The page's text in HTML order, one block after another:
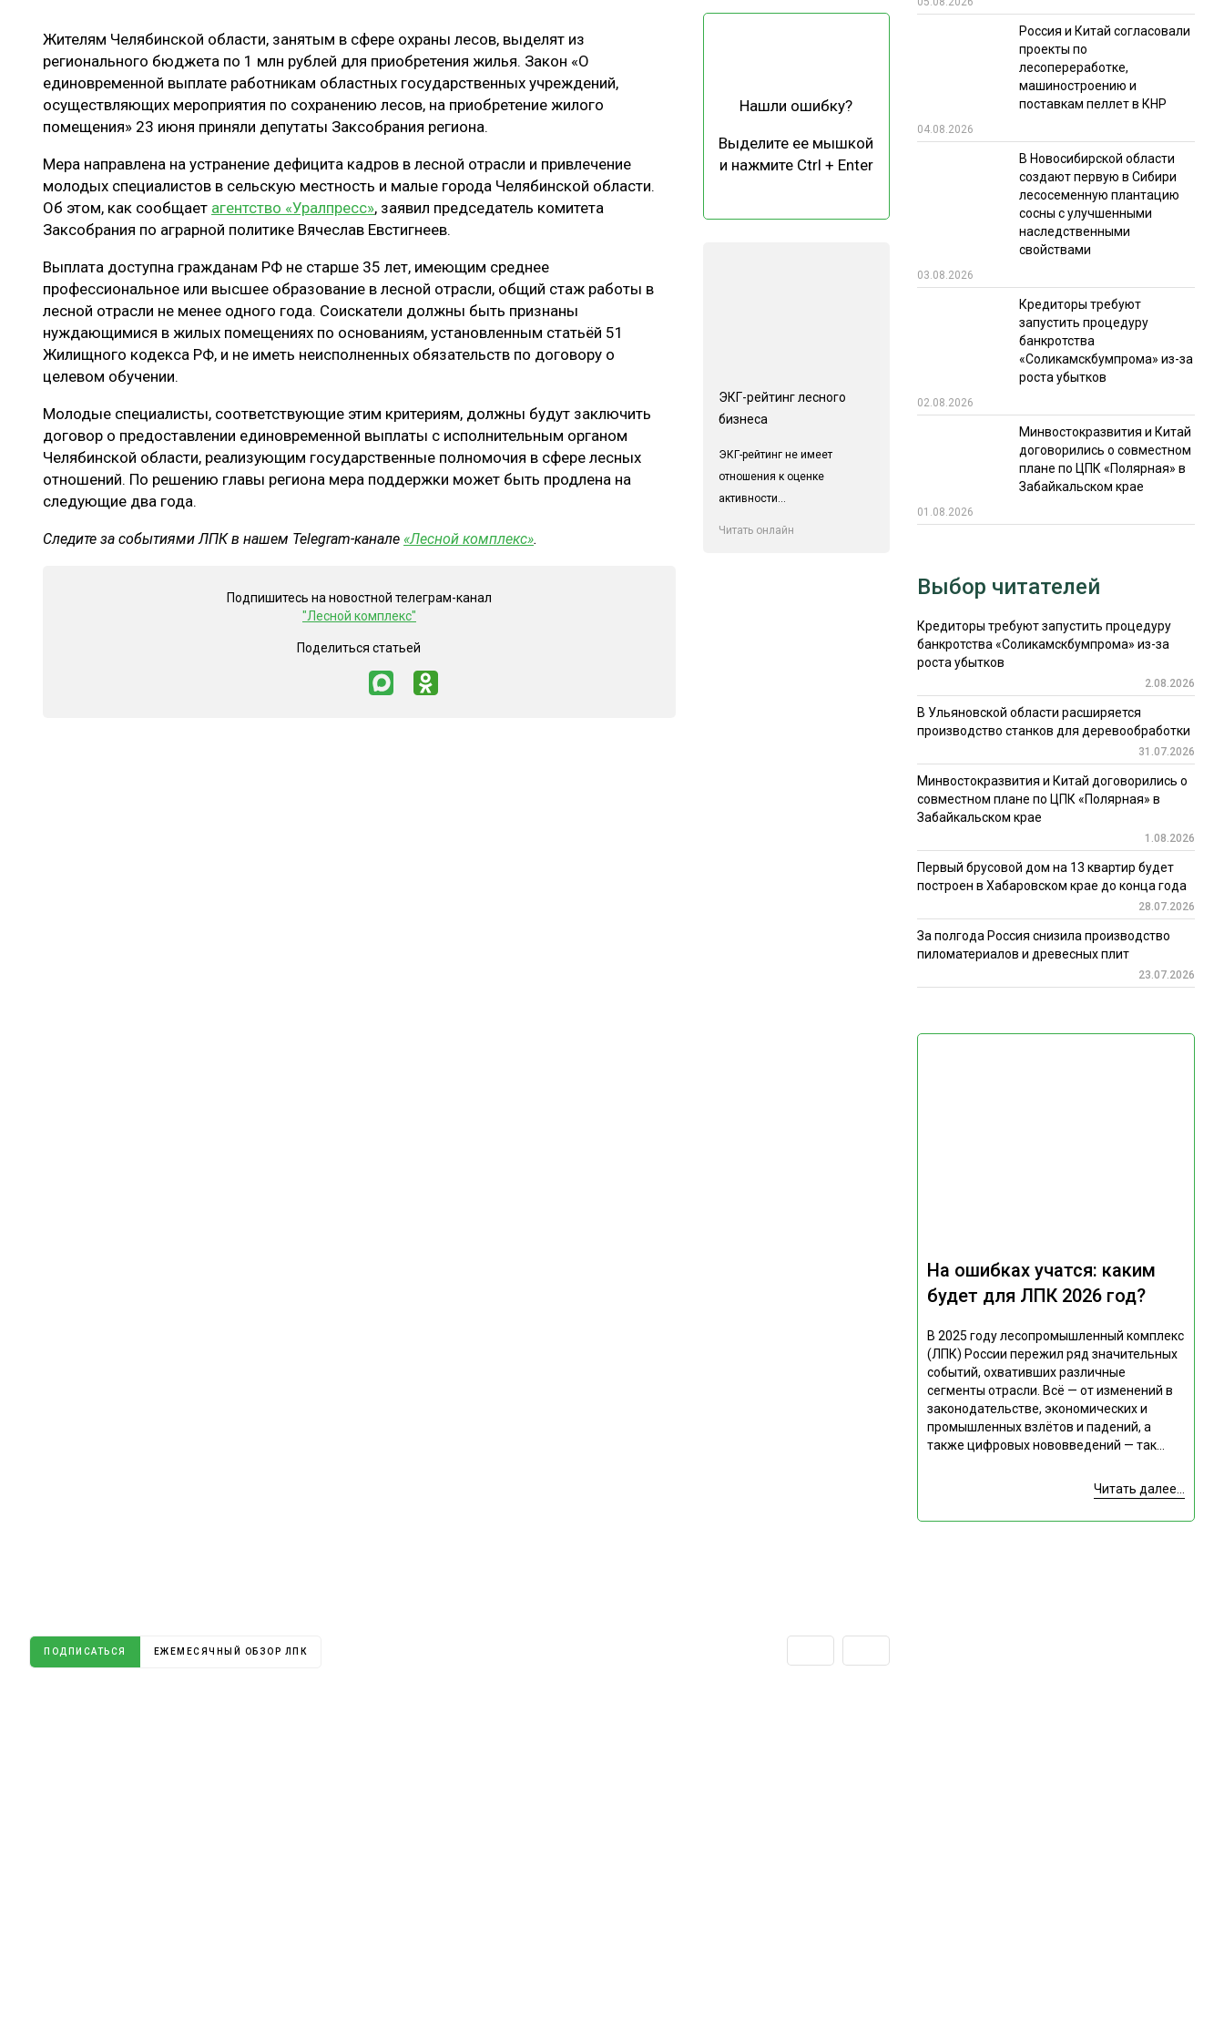
ЛОГИСТИКА
ПРОИЗВОДСТВО ДРЕВЕСНЫХ ПЛИТ
ЦБП
МЕБЕЛЬНОЕ ПРОИЗВОДСТВО
ОТРАСЛЕВАЯ ДИСКУССИЯ
ЭКСПЕРТНОЕ МНЕНИЕ
КАЛЕНДАРЬ ВЫСТАВОК ИТОГИ МЕРОПРИЯТИЙ
Жителям Челябинской области, занятым в сфере охраны лесов, выделят из
регионального бюджета по 1 млн рублей для приобретения жилья. Закон «О
единовременной выплате работникам областных государственных учреждений,
осуществляющих мероприятия по сохранению лесов, на приобретение жилого
помещения» 23 июня приняли депутаты Заксобрания региона.
Мера направлена на устранение дефицита кадров в лесной отрасли и привлечение
молодых специалистов в сельскую местность и малые города Челябинской области.
Об этом, как сообщает агентство «Уралпресс», заявил председатель комитета
Заксобрания по аграрной политике Вячеслав Евстигнеев.
Выплата доступна гражданам РФ не старше 35 лет, имеющим среднее
профессиональное или высшее образование в лесной отрасли, общий стаж работы в
лесной отрасли не менее одного года. Соискатели должны быть признаны
нуждающимися в жилых помещениях по основаниям, установленным статьёй 51
Жилищного кодекса РФ, и не иметь неисполненных обязательств по договору о
целевом обучении.
Молодые специалисты, соответствующие этим критериям, должны будут заключить
договор о предоставлении единовременной выплаты с исполнительным органом
Челябинской области, реализующим государственные полномочия в сфере лесных
отношений. По решению главы региона мера поддержки может быть продлена на
следующие два года.
Следите за событиями ЛПК в нашем Telegram-канале «Лесной комплекс».
Подпишитесь на новостной телеграм-канал
"Лесной комплекс"
Поделиться статьей
Нашли ошибку?
Выделите ее мышкой
и нажмите Ctrl + Enter
ЭКГ-рейтинг лесного
бизнеса
ЭКГ-рейтинг не имеет
отношения к оценке
активности...
Читать онлайн
Россия и Китай согласовали
проекты по
лесопереработке,
машиностроению и
поставкам пеллет в КНР
04.08.2026
В Новосибирской области
создают первую в Сибири
лесосеменную плантацию
сосны с улучшенными
наследственными
свойствами
03.08.2026
Кредиторы требуют
запустить процедуру
банкротства
«Соликамскбумпрома» из-за
роста убытков
02.08.2026
Минвостокразвития и Китай
договорились о совместном
плане по ЦПК «Полярная» в
Забайкальском крае
01.08.2026
На ошибках учатся: каким
будет для ЛПК 2026 год?
В 2025 году лесопромышленный комплекс
(ЛПК) России пережил ряд значительных
событий, охвативших различные
сегменты отрасли. Всё — от изменений в
законодательстве, экономических и
промышленных взлётов и падений, а
также цифровых нововведений — так...
Читать далее...
ПОДПИСАТЬСЯ ЕЖЕМЕСЯЧНЫЙ ОБЗОР ЛПК
Выбор читателей
Кредиторы требуют запустить процедуру
банкротства «Соликамскбумпрома» из-за
роста убытков
2.08.2026
В Ульяновской области расширяется
производство станков для деревообработки
31.07.2026
Минвостокразвития и Китай договорились о
совместном плане по ЦПК «Полярная» в
Забайкальском крае
1.08.2026
Первый брусовой дом на 13 квартир будет
построен в Хабаровском крае до конца года
28.07.2026
За полгода Россия снизила производство
пиломатериалов и древесных плит
23.07.2026